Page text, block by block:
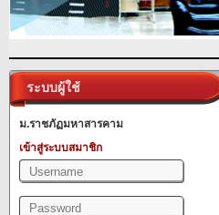
ระบบผู้ใช้
ม.ราชภัฏมหาสารคาม
เข้าสู่ระบบสมาชิก